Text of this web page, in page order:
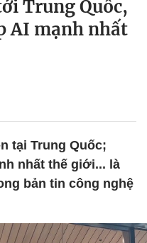
Trung Quốc,
AI mạnh nhất
tại Trung Quốc;
nhất thế giới... là
bản tin công nghệ